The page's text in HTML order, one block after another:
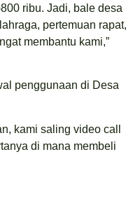
ribu. Jadi, bale desa
pertemuan rapat,
membantu kami,”
penggunaan di Desa
kami saling video call
di mana membeli